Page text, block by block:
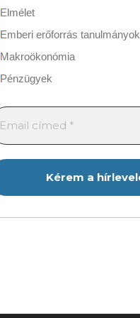
Elmélet
Emberi erőforrás tanulmányok
Makroökonómia
Pénzügyek